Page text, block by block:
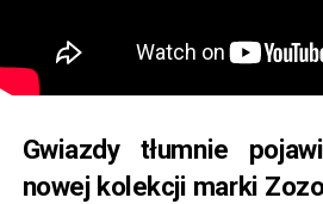
Gwiazdy tłumnie
nowej kolekcji marki